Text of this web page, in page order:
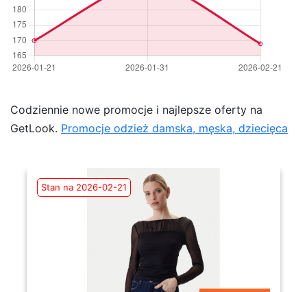
Codziennie nowe promocje i najlepsze oferty na
GetLook. Promocje odzież damska, męska, dziecięca
Stan na 2026-02-21